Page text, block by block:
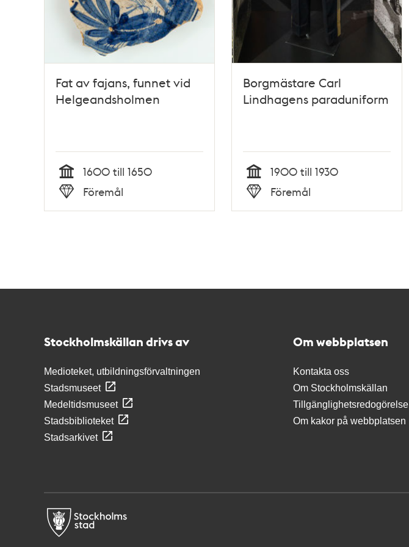
Fat av fajans, funnet vid
Helgeandsholmen
Tid
1600 till 1650
Typ
Föremål
Borgmästare Carl
Lindhagens paraduniform
Tid
1900 till 1930
Typ
Föremål
Stockholmskällan drivs av
Medioteket, utbildningsförvaltningen
Stadsmuseet
Medeltidsmuseet
Stadsbiblioteket
Stadsarkivet
Om webbplatsen
Kontakta oss
Om Stockholmskällan
Tillgänglighetsredogörelse
Om kakor på webbplatsen